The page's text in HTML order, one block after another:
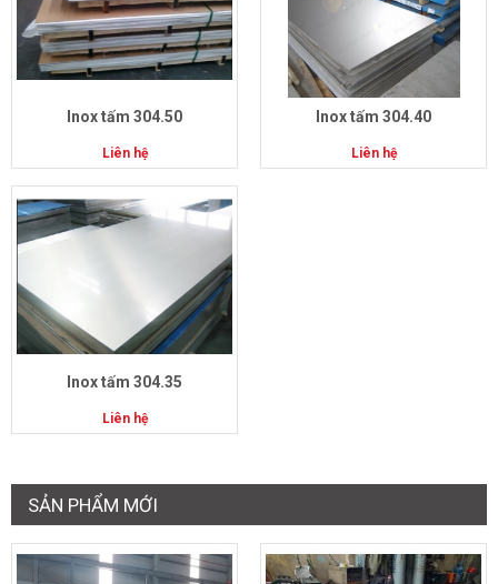
Inox tấm 304.50
Liên hệ
Inox tấm 304.40
Liên hệ
Inox tấm 304.35
Liên hệ
SẢN PHẨM MỚI